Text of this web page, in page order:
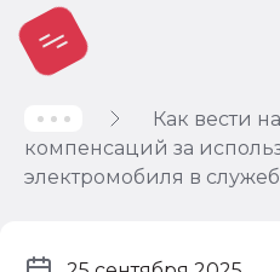
Как вести
компенсаций за
электромобиля в
Учет и
налогообложение